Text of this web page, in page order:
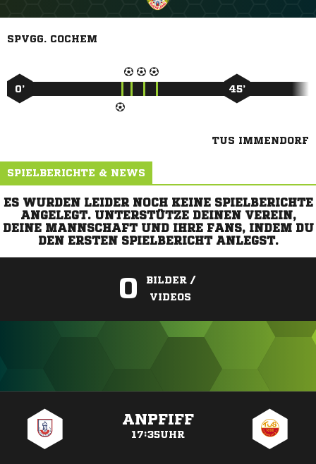
SPVGG. COCHEM
0’ 45’
TUS IMMENDORF
SPIELBERICHTE & NEWS
ES WURDEN LEIDER NOCH KEINE SPIELBERICHTE
ANGELEGT. UNTERSTÜTZE DEINEN VEREIN,
DEINE MANNSCHAFT UND IHRE FANS, INDEM DU
DEN ERSTEN SPIELBERICHT ANLEGST.
0
BILDER /
VIDEOS
ANPFIFF
17:35UHR